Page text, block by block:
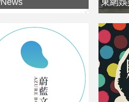
東網娛